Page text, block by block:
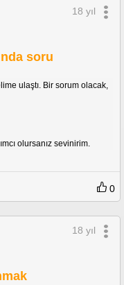
18 yıl
soru
ulaştı. Bir sorum olacak,
olursanız sevinirim.
0
18 yıl